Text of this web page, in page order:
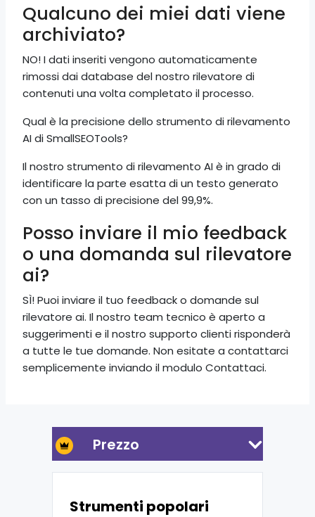
Qualcuno dei miei dati viene
archiviato?
NO! I dati inseriti vengono automaticamente
rimossi dai database del nostro rilevatore di
contenuti una volta completato il processo.
Qual è la precisione dello strumento di rilevamento
AI di SmallSEOTools?
Il nostro strumento di rilevamento AI è in grado di
identificare la parte esatta di un testo generato
con un tasso di precisione del 99,9%.
Posso inviare il mio feedback
o una domanda sul rilevatore
ai?
SÌ! Puoi inviare il tuo feedback o domande sul
rilevatore ai. Il nostro team tecnico è aperto a
suggerimenti e il nostro supporto clienti risponderà
a tutte le tue domande. Non esitate a contattarci
semplicemente inviando il modulo Contattaci.
Prezzo
Strumenti popolari